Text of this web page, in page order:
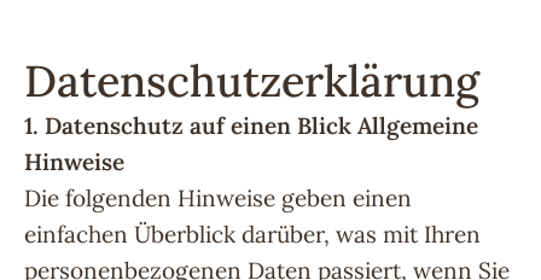
Datenschutzerklärung
1. Datenschutz auf einen Blick Allgemeine
Hinweise
Die folgenden Hinweise geben einen
einfachen Überblick darüber, was mit Ihren
personenbezogenen Daten passiert, wenn Sie